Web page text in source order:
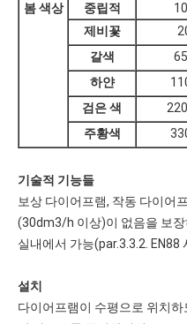
봄 색상 중립적
제비꽃
갈색
하얀
검은 색
주황색
기술적 기능들
보상 다이어프램, 작동 다이어
(30dm3/h 이상)이 없음을 보
실내에서 가능(par.3.3.2. EN88
설치
다이어프램이 수평으로 위치